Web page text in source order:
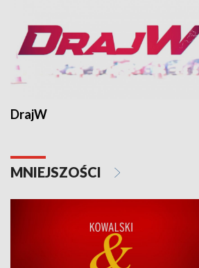
DrajW
MNIEJSZOŚCI